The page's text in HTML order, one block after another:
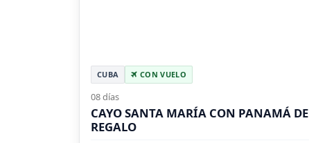
CUBA CON VUELO
08 días
CAYO SANTA MARÍA CON PANAMÁ DE
REGALO